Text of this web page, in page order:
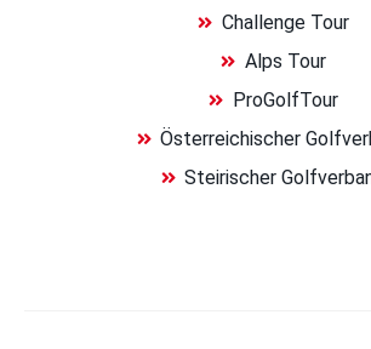
Challenge Tour
Alps Tour
ProGolfTour
Österreichischer
Steirischer